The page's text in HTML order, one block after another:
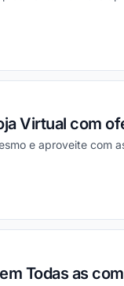
Virtual com
e aproveite com
Todas as